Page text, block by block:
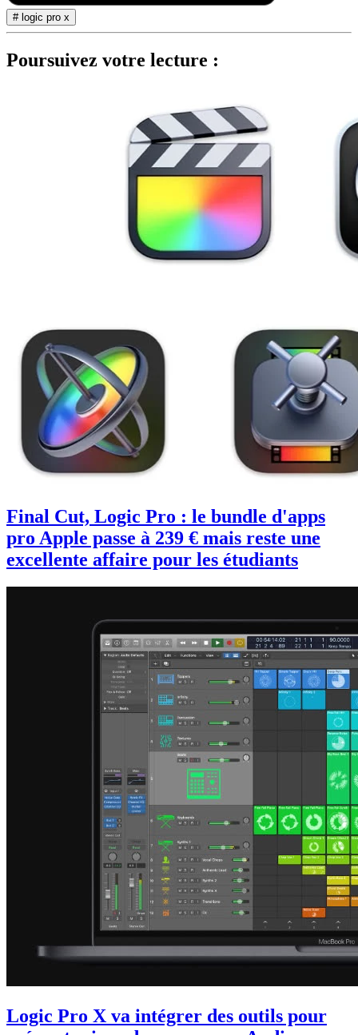
# logic pro x
Poursuivez votre lecture :
Final Cut, Logic Pro : le bundle d'apps
pro Apple passe à 239 € mais reste une
excellente affaire pour les étudiants
Logic Pro X va intégrer des outils pour